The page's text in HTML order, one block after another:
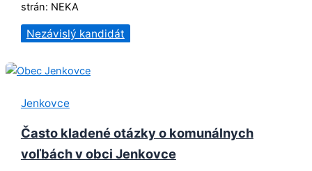
strán: NEKA
Nezávislý kandidát
Jenkovce
Často kladené otázky o komunálnych
voľbách v obci Jenkovce